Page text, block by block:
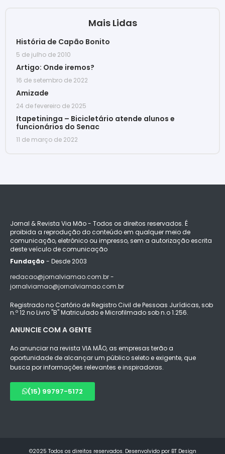
Mais Lidas
História de Capão Bonito
5 de julho de 2010
Artigo: Onde iremos?
16 de setembro de 2022
Amizade
24 de fevereiro de 2025
Itapetininga – Bicicletário atende alunos e
funcionários do Senac
11 de março de 2022
Jornal & Revista Via Mão - Todos os direitos reservados. É
proibida a reprodução do conteúdo em qualquer meio de
comunicação, eletrônico ou impresso, sem a autorização escrita
deste veículo de comunicação
Fundação - Desde 2003
redacao@jornalviamao.com.br -
jornalviamao@jornalviamao.com.br
Registrado no Cartório de Registro Civil de Pessoas Jurídicas, sob
n.º 12 no Livro "B" Matriculado e Microfilmado sob n.o 1.256.
ANUNCIE COM A GENTE
Ao anunciar na revista VIA MÃO, as empresas terão a
oportunidade de alcançar um público seleto e exigente, que
busca por informações relevantes e inspiradoras.
(15) 99797-5172
©2025 Todos os direitos reservados. Desenvolvido por BT Design